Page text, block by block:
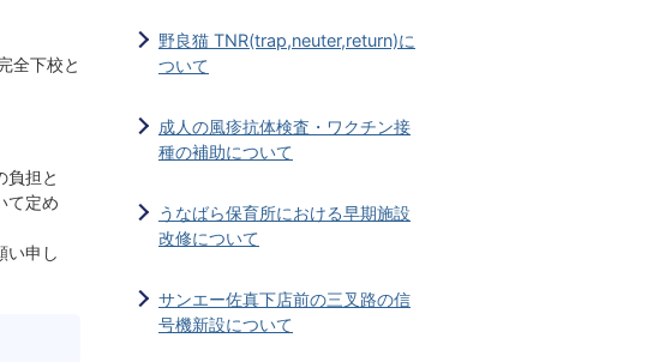
全下校と
負担と
て定め
い申し
野良猫 TNR(trap,neuter,return)に
ついて
成人の風疹抗体検査・ワクチン接
種の補助について
うなばら保育所における早期施設
改修について
サンエー佐真下店前の三叉路の信
号機新設について